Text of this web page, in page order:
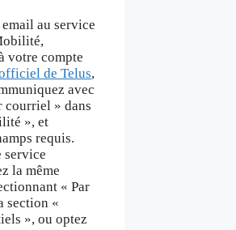
au service
votre compte
de Telus,
avec
courriel » dans
», et
requis.
service
la même
« Par
section «
», ou optez